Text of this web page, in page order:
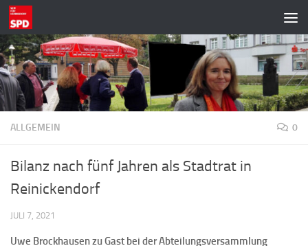
Zum Inhalt springen
ALLGEMEIN 0
Bilanz nach fünf Jahren als Stadtrat in
Reinickendorf
JULI 7, 2021
Uwe Brockhausen zu Gast bei der Abteilungsversammlung